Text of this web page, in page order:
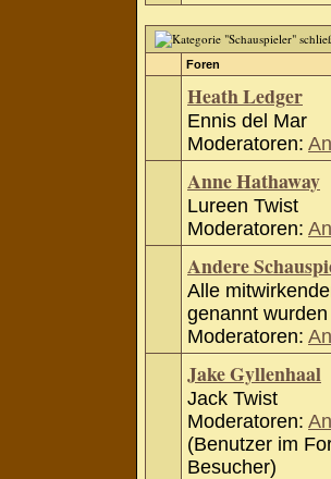
Foren
Heath Ledger
Ennis del Mar
Moderatoren:
Anne Hathaway
Lureen Twist
Moderatoren:
Andere
Alle
genannt wurden
Moderatoren:
Jake Gyllenhaal
Jack Twist
Moderatoren:
(Benutzer im
Besucher)